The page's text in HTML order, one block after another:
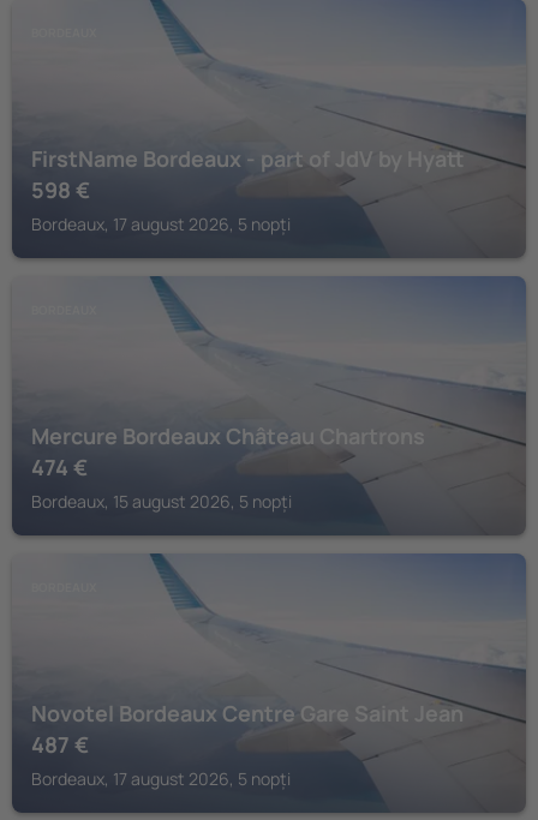
FirstName Bordeaux - part of JdV by Hyatt
598 €
Bordeaux, 17 august 2026, 5 nopți
Mercure Bordeaux Château Chartrons
474 €
Bordeaux, 15 august 2026, 5 nopți
Novotel Bordeaux Centre Gare Saint Jean
487 €
Bordeaux, 17 august 2026, 5 nopți